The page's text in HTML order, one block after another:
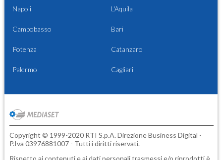
Napoli L'Aquila
Campobasso Bari
Potenza Catanzaro
Palermo Cagliari
Copyright © 1999-2020 RTI S.p.A. Direzione Business Digital -
P.Iva 03976881007 - Tutti i diritti riservati.
Rispetto ai contenuti e ai dati personali trasmessi e/o riprodotti è